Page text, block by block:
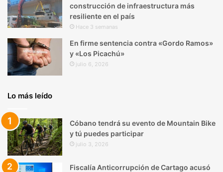
construcción de infraestructura más
resiliente en el país
Hace 3 semanas
En firme sentencia contra «Gordo Ramos»
y «Los Picachú»
julio 6, 2026
Lo más leído
Cóbano tendrá su evento de Mountain Bike
y tú puedes participar
julio 3, 2026
Fiscalía Anticorrupción de Cartago acusó